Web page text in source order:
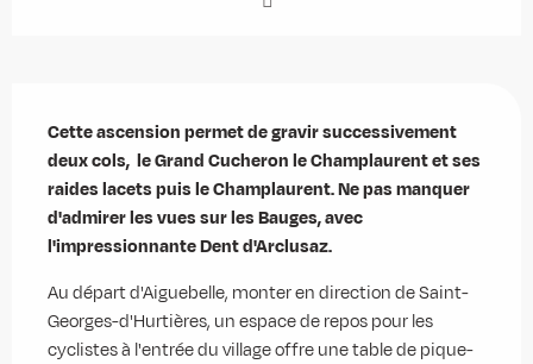
Cette ascension permet de gravir successivement
deux cols,  le Grand Cucheron le Champlaurent et ses
raides lacets puis le Champlaurent. Ne pas manquer
d'admirer les vues sur les Bauges, avec
l'impressionnante Dent d'Arclusaz.
Au départ d'Aiguebelle, monter en direction de Saint-
Georges-d'Hurtières, un espace de repos pour les
cyclistes à l'entrée du village offre une table de pique-